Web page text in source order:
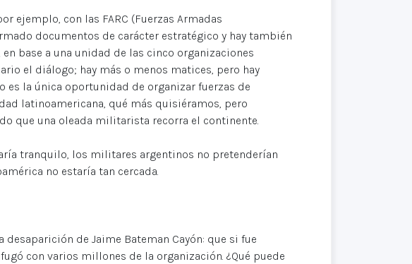
ejemplo, con las FARC (Fuerzas Armadas
documentos de carácter estratégico y hay también
base a una unidad de las cinco organizaciones
el diálogo; hay más o menos matices, pero hay
la única oportunidad de organizar fuerzas de
latinoamericana, qué más quisiéramos, pero
que una oleada militarista recorra el continente.
tranquilo, los militares argentinos no pretenderían
no estaría tan cercada.
desaparición de Jaime Bateman Cayón: que si fue
con varios millones de la organización. ¿Qué puede